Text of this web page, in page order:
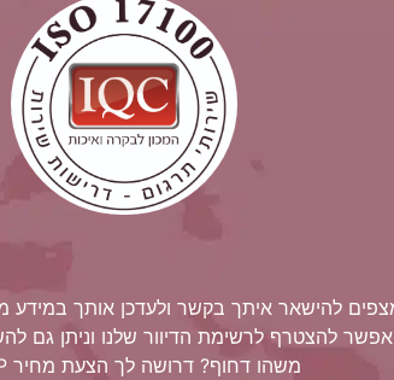
להישאר איתך בקשר ולעדכן אותך במידע
להצטרף לרשימת הדיוור שלנו וניתן גם
משהו דחוף? דרושה לך הצעת מחיר ASAP?